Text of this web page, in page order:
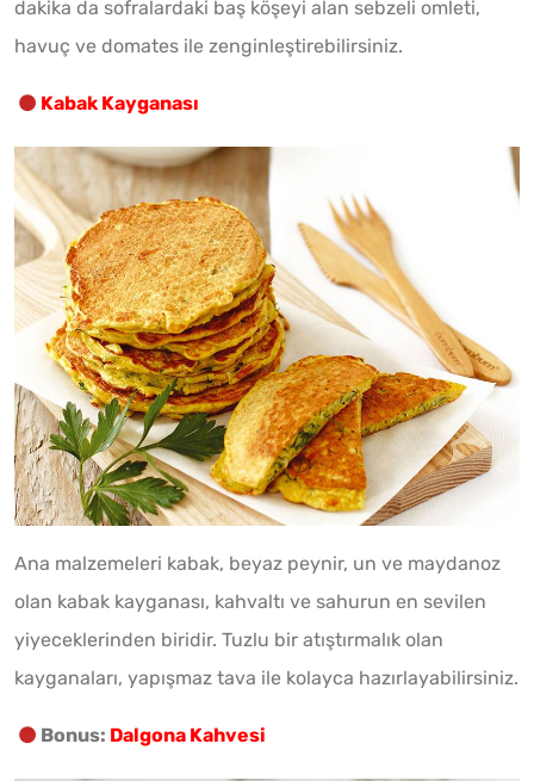
dakika da sofralardaki baş köşeyi alan sebzeli omleti,
havuç ve domates ile zenginleştirebilirsiniz.
Kabak Kayganası
Ana malzemeleri kabak, beyaz peynir, un ve maydanoz
olan kabak kayganası, kahvaltı ve sahurun en sevilen
yiyeceklerinden biridir. Tuzlu bir atıştırmalık olan
kayganaları, yapışmaz tava ile kolayca hazırlayabilirsiniz.
Bonus: Dalgona Kahvesi